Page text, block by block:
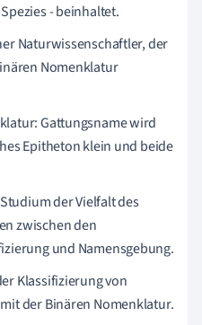
- beinhaltet.
Naturwissenschaftler, der
Nomenklatur
Gattungsname wird
Epitheton klein und beide
der Vielfalt des
zwischen den
und Namensgebung.
Klassifizierung von
der Binären Nomenklatur.